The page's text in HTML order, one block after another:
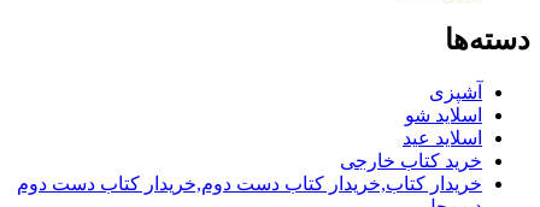
دسته‌ها
آشپزی
اسلاید شو
اسلاید عید
خرید کتاب خارجی
خریدار کتاب,خریدار کتاب دست دوم,خریدار کتاب دست دوم